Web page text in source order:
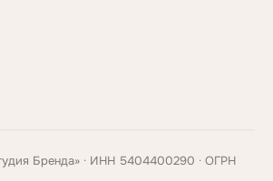
Бренда» · ИНН 5404400290 · ОГРН